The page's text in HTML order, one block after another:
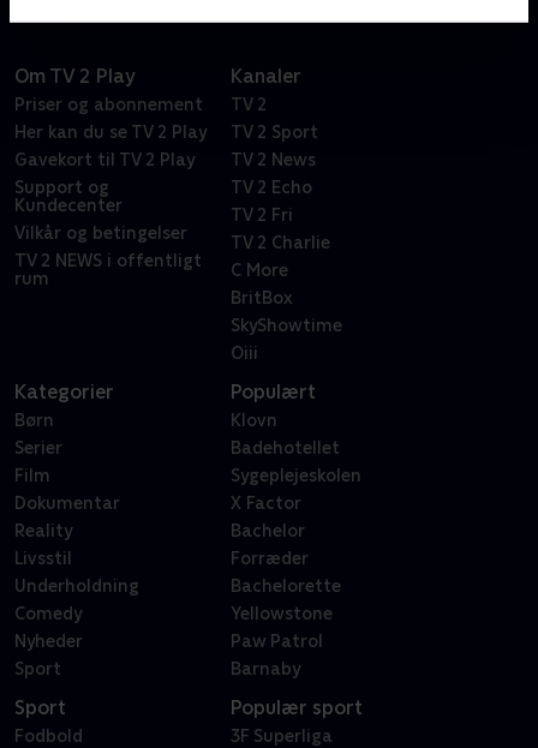
Om TV 2 Play
Priser og abonnement
Her kan du se TV 2 Play
Gavekort til TV 2 Play
Support og
Kundecenter
Vilkår og betingelser
TV 2 NEWS i offentligt
rum
Kanaler
TV 2
TV 2 Sport
TV 2 News
TV 2 Echo
TV 2 Fri
TV 2 Charlie
C More
BritBox
SkyShowtime
Oiii
Kategorier
Børn
Serier
Film
Dokumentar
Reality
Livsstil
Underholdning
Comedy
Nyheder
Sport
Populært
Klovn
Badehotellet
Sygeplejeskolen
X Factor
Bachelor
Forræder
Bachelorette
Yellowstone
Paw Patrol
Barnaby
Sport
Fodbold
Populær sport
3F Superliga